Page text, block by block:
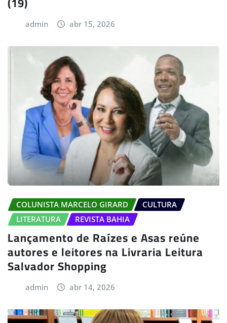
admin abr 15, 2026
COLUNISTA MARCELO GIRARD
CULTURA
LITERATURA
REVISTA BAHIA
Lançamento de Raízes e Asas reúne
autores e leitores na Livraria Leitura
Salvador Shopping
admin abr 14, 2026